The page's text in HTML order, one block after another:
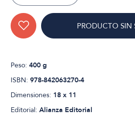
PRODUCTO SIN
Peso:400 g
ISBN:978-842063270-4
Dimensiones: 18 x 11
Editorial:Alianza Editorial